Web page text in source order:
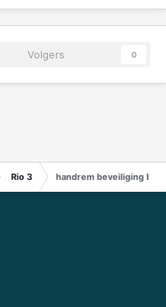
Volgers 0
Rio 3 handrem beveiliging